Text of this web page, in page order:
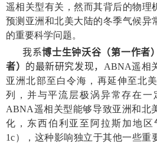
遥相关型有关，然而其背后的物理
预测亚洲和北美大陆的冬季气候异
的重要科学问题。
我系博士生钟沃谷（第一作者）
者） 的最新研究发现， ABNA遥相
亚洲北部至白令海，再延伸至北
列，并与平流层极涡异常存在一
ABNA遥相关型能够导致亚洲和北
化，东西伯利亚至阿拉斯加地区
1c），这种影响独立于其他一些重